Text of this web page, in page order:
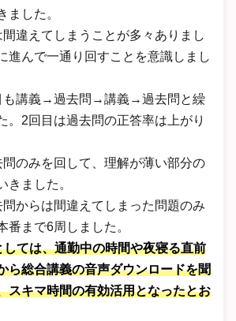
ました。
違えてしまうことが多々ありまし
進んで一通り回すことを意識しまし
も講義→過去問→講義→過去問と繰
。2回目は過去問の正答率は上がり
のみを回して、理解が薄い部分の
きました。
からは間違えてしまった問題のみ
番まで6周しました。
ては、通勤中の時間や夜寝る直前
ら総合講義の音声ダウンロードを聞
スキマ時間の有効活用となったとお